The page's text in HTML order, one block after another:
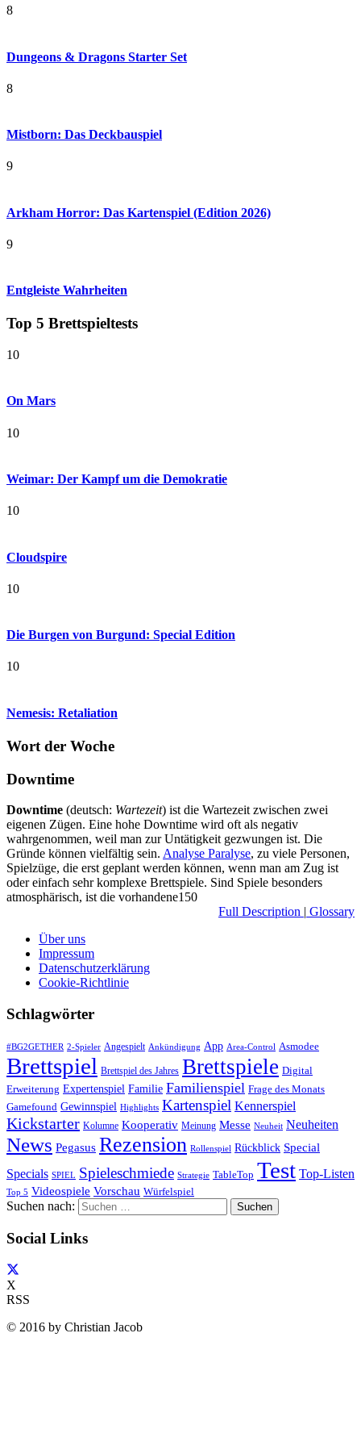
8
Dungeons & Dragons Starter Set
8
Mistborn: Das Deckbauspiel
9
Arkham Horror: Das Kartenspiel (Edition 2026)
9
Entgleiste Wahrheiten
Top 5 Brettspieltests
10
On Mars
10
Weimar: Der Kampf um die Demokratie
10
Cloudspire
10
Die Burgen von Burgund: Special Edition
10
Nemesis: Retaliation
Wort der Woche
Downtime
Downtime (deutsch: Wartezeit) ist die Wartezeit zwischen zwei
eigenen Zügen. Eine hohe Downtime wird oft als negativ
wahrgenommen, weil man zur Untätigkeit gezwungen ist. Die
Gründe können vielfältig sein. Analyse Paralyse, zu viele Personen,
Spielzüge, die erst geplant werden können, wenn man am Zug ist
oder einfach sehr komplexe Brettspiele. Sind Spiele besonders
atmosphärisch, ist die vorhandene150
Full Description | Glossary
Über uns
Impressum
Datenschutzerklärung
Cookie-Richtlinie
Schlagwörter
#BG2GETHER 2-Spieler Angespielt Ankündigung App Area-Control Asmodee
Brettspiel Brettspiel des Jahres Brettspiele Digital
Erweiterung Expertenspiel Familie Familienspiel Frage des Monats
Gamefound Gewinnspiel Highlights Kartenspiel Kennerspiel
Kickstarter Kolumne Kooperativ Meinung Messe Neuheit Neuheiten
News Pegasus Rezension Rollenspiel Rückblick Special
Specials SPIEL Spieleschmiede Strategie TableTop Test Top-Listen
Top 5 Videospiele Vorschau Würfelspiel
Suchen nach:
Social Links
X
RSS
© 2016 by Christian Jacob